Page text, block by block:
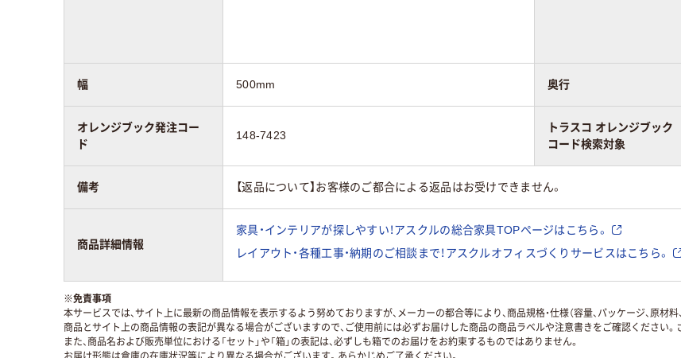
幅 500mm 奥行
オレンジブック発注コー
ド
148-7423
トラスコ オレンジブック
コード検索対象
備考 【返品について】お客様のご都合による返品はお受けできません。
商品詳細情報
家具・インテリアが探しやすい！アスクルの総合家具TOPページはこちら。
レイアウト・各種工事・納期のご相談まで！アスクルオフィスづくりサービスはこちら。
※免責事項
本サービスでは、サイト上に最新の商品情報を表示するよう努めておりますが、メーカーの都合等により、商品規格・仕様（容量、パッケージ、原材
商品とサイト上の商品情報の表記が異なる場合がございますので、ご使用前には必ずお届けした商品の商品ラベルや注意書きをご確認ください
また、商品名および販売単位における「セット」や「箱」の表記は、必ずしも箱でのお届けをお約束するものではありません。